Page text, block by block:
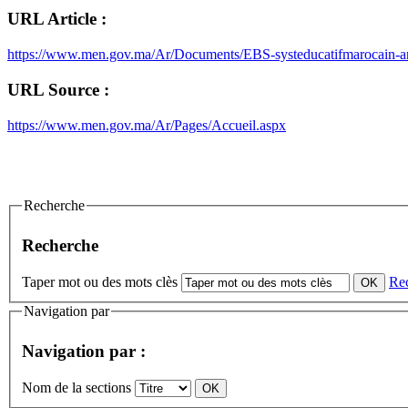
URL Article :
https://www.men.gov.ma/Ar/Documents/EBS-systeducatifmarocain-
URL Source :
https://www.men.gov.ma/Ar/Pages/Accueil.aspx
Recherche
Recherche
Taper mot ou des mots clès
Navigation par
Navigation par :
Nom de la sections